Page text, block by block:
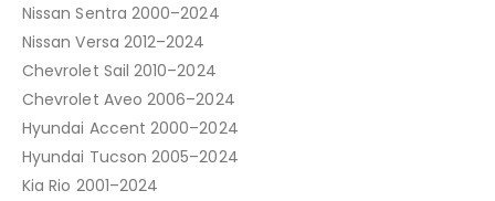
Nissan Sentra 2000–2024
Nissan Versa 2012–2024
Chevrolet Sail 2010–2024
Chevrolet Aveo 2006–2024
Hyundai Accent 2000–2024
Hyundai Tucson 2005–2024
Kia Rio 2001–2024